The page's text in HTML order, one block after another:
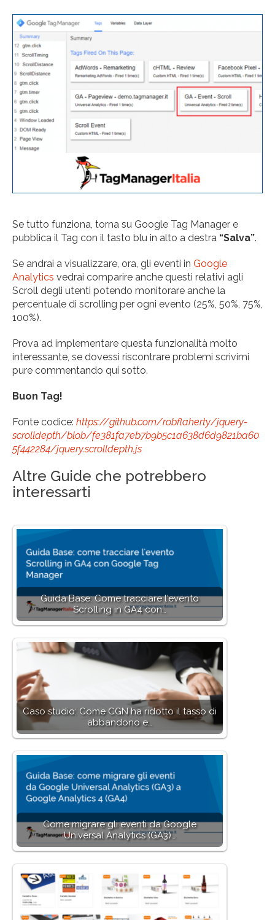
Se tutto funziona, torna su Google Tag Manager e
pubblica il Tag con il tasto blu in alto a destra “Salva”.
Se andrai a visualizzare, ora, gli eventi in Google
Analytics vedrai comparire anche questi relativi agli
Scroll degli utenti potendo monitorare anche la
percentuale di scrolling per ogni evento (25%, 50%, 75%,
100%).
Prova ad implementare questa funzionalità molto
interessante, se dovessi riscontrare problemi scrivimi
pure commentando qui sotto.
Buon Tag!
Fonte codice: https://github.com/robflaherty/jquery-
scrolldepth/blob/fe381fa7eb7b9b5c1a638d6d9821ba60
5f442284/jquery.scrolldepth.js
Altre Guide che potrebbero
interessarti
Guida Base: Come tracciare l'evento
Scrolling in GA4 con…
Caso studio: Come CGN ha ridotto il tasso di
abbandono e…
Come migrare gli eventi da Google
Universal Analytics (GA3)…